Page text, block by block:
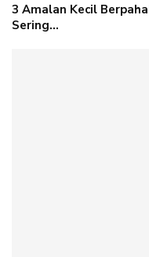
3 Amalan Kecil
Sering…